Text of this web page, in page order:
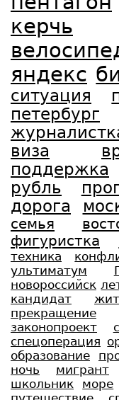
керчь
яндекс
ситуация
петербург
виза
поддержка
рубль
дорога
семья
фигуристка
техника
ультиматум
новороссийск
кандидат
прекращение
законопроект
спецоперация
образование
ночь
мигрант
школьник
море